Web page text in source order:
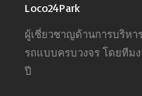
Loco24Park
ผู้เชี่ยวชาญด้านการบริห
รถแบบครบวงจร โดยทีม
ปี